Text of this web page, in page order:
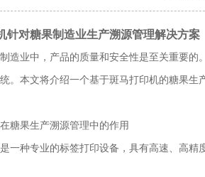
针对糖果制造业生产溯源管理解决方案
造业中，产品的质量和安全性是至关重要
。本文将介绍一个基于斑马打印机的糖果生
糖果生产溯源管理中的作用
一种专业的标签打印设备，具有高速、高